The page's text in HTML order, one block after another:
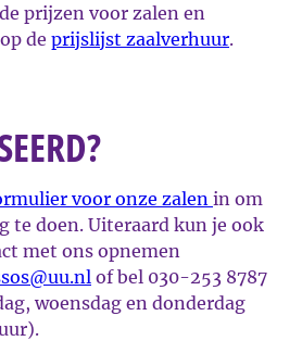
prijzen voor zalen en
de prijslijst zaalverhuur.
voor onze zalen in om
te doen. Uiteraard kun je ook
met ons opnemen
of bel 030-253 8787
woensdag en donderdag